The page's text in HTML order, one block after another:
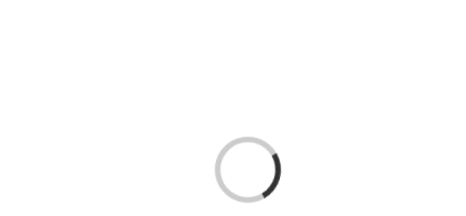
Loading...